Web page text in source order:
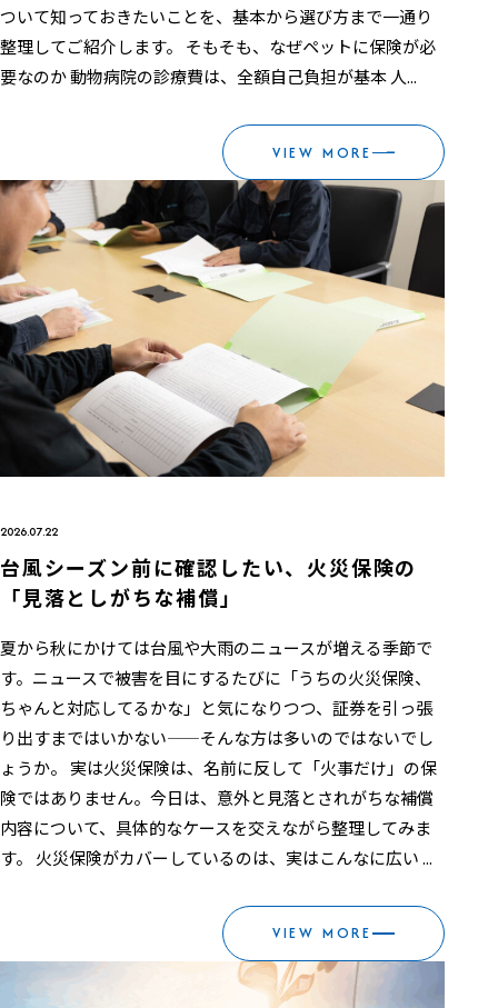
ついて知っておきたいことを、基本から選び方まで一通り
整理してご紹介します。 そもそも、なぜペットに保険が必
要なのか 動物病院の診療費は、全額自己負担が基本 人...
VIEW MORE
2026.07.22
台風シーズン前に確認したい、火災保険の
「見落としがちな補償」
夏から秋にかけては台風や大雨のニュースが増える季節で
す。ニュースで被害を目にするたびに「うちの火災保険、
ちゃんと対応してるかな」と気になりつつ、証券を引っ張
り出すまではいかない——そんな方は多いのではないでし
ょうか。 実は火災保険は、名前に反して「火事だけ」の保
険ではありません。今日は、意外と見落とされがちな補償
内容について、具体的なケースを交えながら整理してみま
す。 火災保険がカバーしているのは、実はこんなに広い ...
VIEW MORE